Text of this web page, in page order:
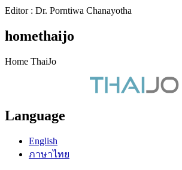
Editor : Dr. Porntiwa Chanayotha
homethaijo
Home ThaiJo
Language
English
ภาษาไทย